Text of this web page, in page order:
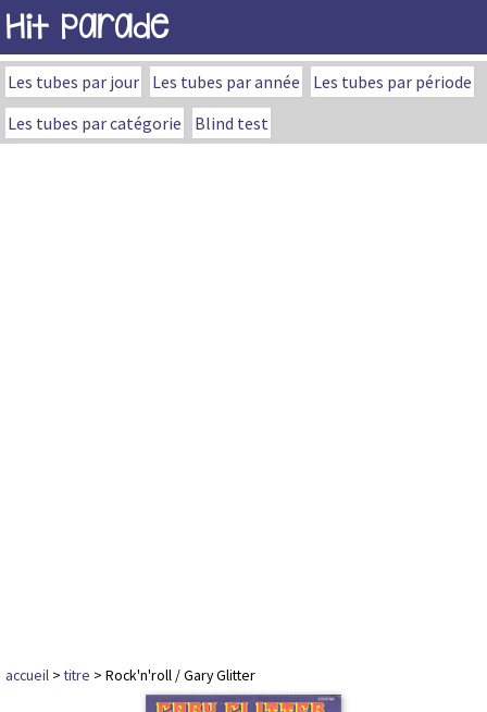
Hit Parade
Les tubes par jour Les tubes par année
Les tubes par période
Les tubes par catégorie
Blind test
accueil >titre > Rock'n'roll / Gary Glitter